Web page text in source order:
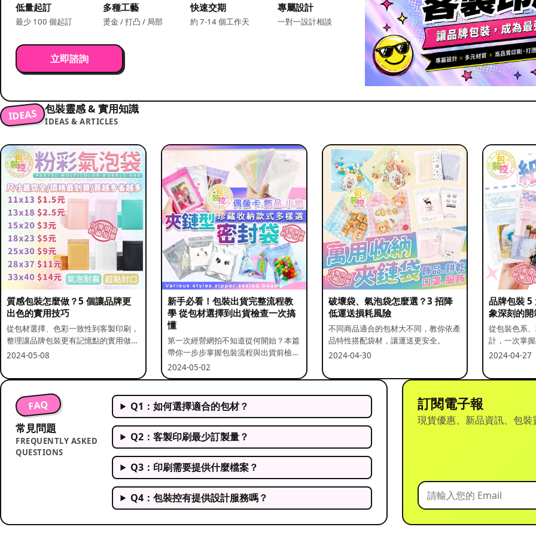
低量起訂
最少 100 個起訂
多種工藝
燙金 / 打凸 / 局部
快速交期
約 7-14 個工作天
專屬設計
一對一設計相談
立即諮詢
IDEAS 包裝靈感 & 實用知識
IDEAS & ARTICLES
質感包裝怎麼做？5 個讓品牌更
出色的實用技巧
從包材選擇、色彩一致性到客製印刷，
整理讓品牌包裝更有記憶點的實用做
法。
2024-05-08
新手必看！包裝出貨完整流程教
學 從包材選擇到出貨檢查一次搞
懂
第一次經營網拍不知道從何開始？本篇
帶你一步步掌握包裝流程與出貨前檢查
重點。
2024-05-02
破壞袋、氣泡袋怎麼選？3 招降
低運送損耗風險
不同商品適合的包材大不同，教你依產
品特性搭配袋材，讓運送更安全。
2024-04-30
品牌包裝 5
象深刻的
從包裝色系
計，一次掌
2024-04-27
FAQ
常見問題
FREQUENTLY ASKED
QUESTIONS
Q1：如何選擇適合的包材？
Q2：客製印刷最少訂製量？
Q3：印刷需要提供什麼檔案？
Q4：包裝控有提供設計服務嗎？
訂閱電子報
現貨優惠、新品資訊、包裝